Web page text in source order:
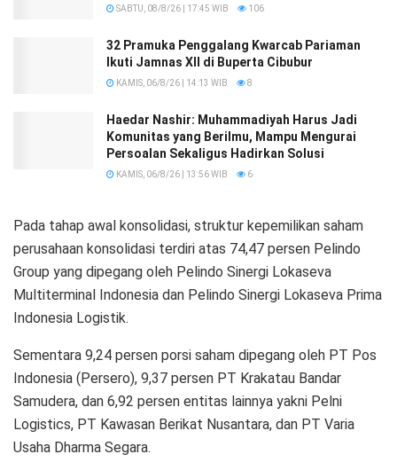
SABTU, 08/8/26 | 17:45 WIB 106
32 Pramuka Penggalang Kwarcab Pariaman
Ikuti Jamnas XII di Buperta Cibubur
KAMIS, 06/8/26 | 14:13 WIB 8
Haedar Nashir: Muhammadiyah Harus Jadi
Komunitas yang Berilmu, Mampu Mengurai
Persoalan Sekaligus Hadirkan Solusi
KAMIS, 06/8/26 | 13:56 WIB 6
Pada tahap awal konsolidasi, struktur kepemilikan saham
perusahaan konsolidasi terdiri atas 74,47 persen Pelindo
Group yang dipegang oleh Pelindo Sinergi Lokaseva
Multiterminal Indonesia dan Pelindo Sinergi Lokaseva Prima
Indonesia Logistik.
Sementara 9,24 persen porsi saham dipegang oleh PT Pos
Indonesia (Persero), 9,37 persen PT Krakatau Bandar
Samudera, dan 6,92 persen entitas lainnya yakni Pelni
Logistics, PT Kawasan Berikat Nusantara, dan PT Varia
Usaha Dharma Segara.